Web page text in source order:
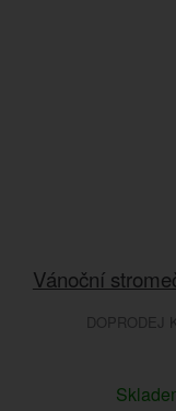
Vánoční
DOPRODEJ